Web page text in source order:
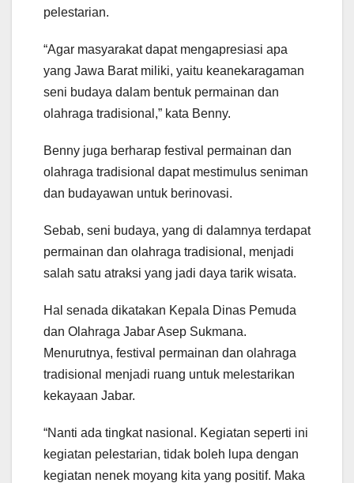
pelestarian.
“Agar masyarakat dapat mengapresiasi apa
yang Jawa Barat miliki, yaitu keanekaragaman
seni budaya dalam bentuk permainan dan
olahraga tradisional,” kata Benny.
Benny juga berharap festival permainan dan
olahraga tradisional dapat mestimulus seniman
dan budayawan untuk berinovasi.
Sebab, seni budaya, yang di dalamnya terdapat
permainan dan olahraga tradisional, menjadi
salah satu atraksi yang jadi daya tarik wisata.
Hal senada dikatakan Kepala Dinas Pemuda
dan Olahraga Jabar Asep Sukmana.
Menurutnya, festival permainan dan olahraga
tradisional menjadi ruang untuk melestarikan
kekayaan Jabar.
“Nanti ada tingkat nasional. Kegiatan seperti ini
kegiatan pelestarian, tidak boleh lupa dengan
kegiatan nenek moyang kita yang positif. Maka